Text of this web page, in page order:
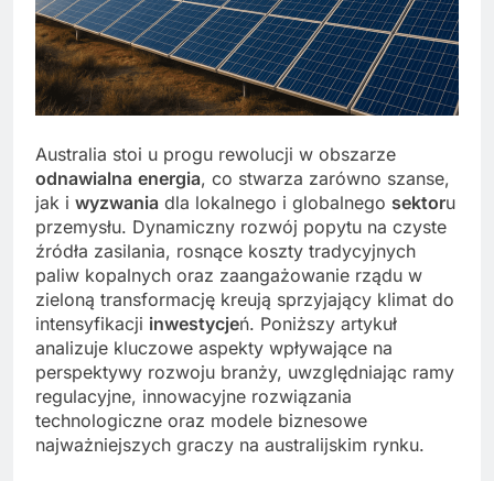
Australia stoi u progu rewolucji w obszarze
odnawialna energia, co stwarza zarówno szanse,
jak i wyzwania dla lokalnego i globalnego sektoru
przemysłu. Dynamiczny rozwój popytu na czyste
źródła zasilania, rosnące koszty tradycyjnych
paliw kopalnych oraz zaangażowanie rządu w
zieloną transformację kreują sprzyjający klimat do
intensyfikacji inwestycjeń. Poniższy artykuł
analizuje kluczowe aspekty wpływające na
perspektywy rozwoju branży, uwzględniając ramy
regulacyjne, innowacyjne rozwiązania
technologiczne oraz modele biznesowe
najważniejszych graczy na australijskim rynku.